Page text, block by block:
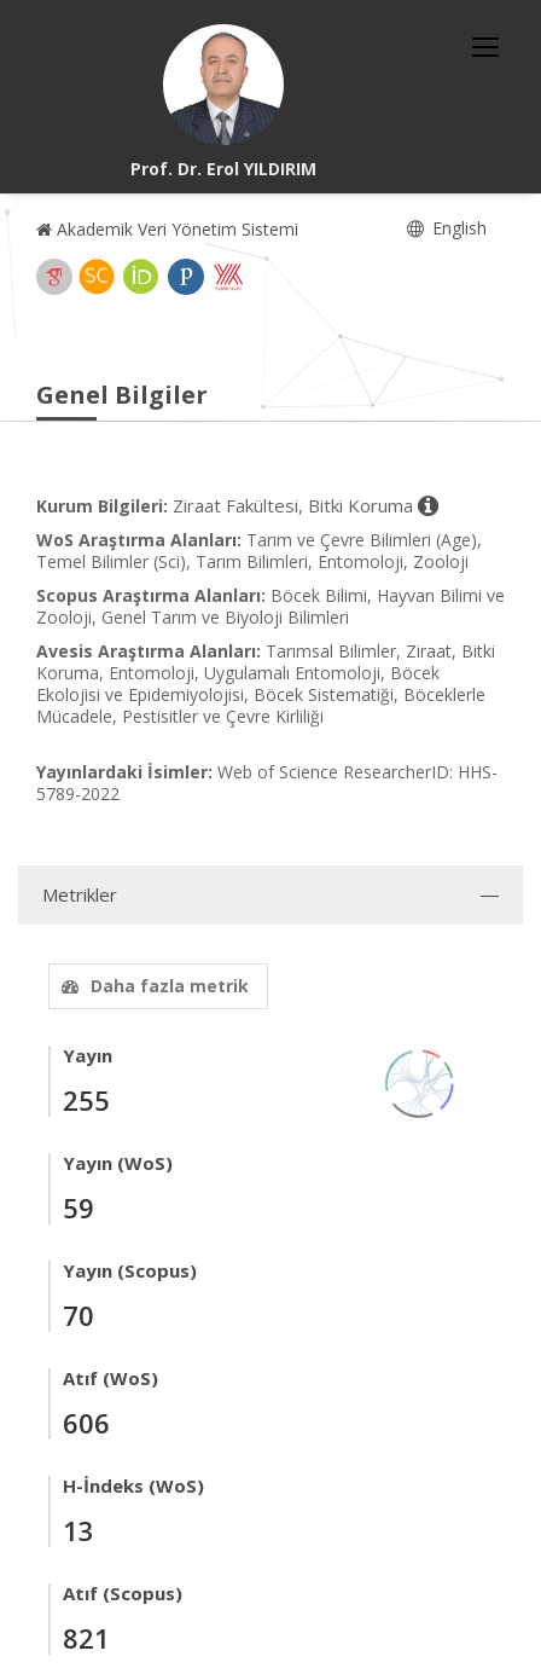
Prof. Dr. Erol YILDIRIM
Akademik Veri Yönetim Sistemi English
Genel Bilgiler
Kurum Bilgileri: Ziraat Fakültesi, Bitki Koruma
WoS Araştırma Alanları: Tarım ve Çevre Bilimleri (Age),
Temel Bilimler (Sci), Tarım Bilimleri, Entomoloji, Zooloji
Scopus Araştırma Alanları: Böcek Bilimi, Hayvan Bilimi ve
Zooloji, Genel Tarım ve Biyoloji Bilimleri
Avesis Araştırma Alanları: Tarımsal Bilimler, Ziraat, Bitki
Koruma, Entomoloji, Uygulamalı Entomoloji, Böcek
Ekolojisi ve Epidemiyolojisi, Böcek Sistematiği, Böceklerle
Mücadele, Pestisitler ve Çevre Kirliliği
Yayınlardaki İsimler: Web of Science ResearcherID: HHS-
5789-2022
Metrikler
Daha fazla metrik
Yayın
255
Yayın (WoS)
59
Yayın (Scopus)
70
Atıf (WoS)
606
H-İndeks (WoS)
13
Atıf (Scopus)
821